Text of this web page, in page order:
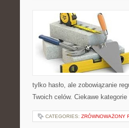
tylko hasło, ale zobowiązanie
Twoich celów. Ciekawe
CATEGORIES: ZRÓWNOWAŻONY